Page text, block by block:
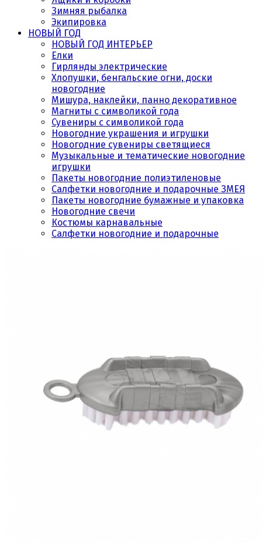
Зимняя рыбалка
Экипировка
НОВЫЙ ГОД
НОВЫЙ ГОД ИНТЕРЬЕР
Елки
Гирлянды электрические
Хлопушки, бенгальские огни, доски
новогодние
Мишура, наклейки, панно декоративное
Магниты с символикой года
Сувениры с символикой года
Новогодние украшения и игрушки
Новогодние сувениры светящиеся
Музыкальные и тематические новогодние
игрушки
Пакеты новогодние полиэтиленовые
Салфетки новогодние и подарочные ЗМЕЯ
Пакеты новогодние бумажные и упаковка
Новогодние свечи
Костюмы карнавальные
Салфетки новогодние и подарочные